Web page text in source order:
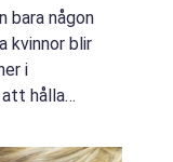
bara någon
kvinnor blir
i
att hålla
som